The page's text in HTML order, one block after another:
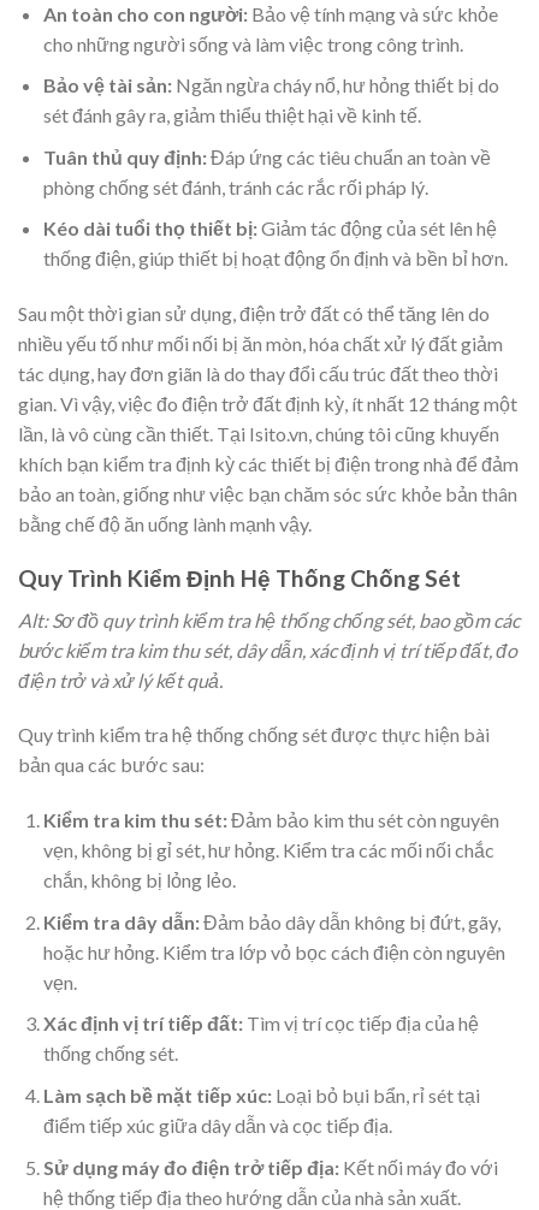
An toàn cho con người:Bảo vệ tính mạng và sức khỏe
cho những người sống và làm việc trong công trình.
Bảo vệ tài sản:Ngăn ngừa cháy nổ, hư hỏng thiết bị do
sét đánh gây ra, giảm thiểu thiệt hại về kinh tế.
Tuân thủ quy định:Đáp ứng các tiêu chuẩn an toàn về
phòng chống sét đánh, tránh các rắc rối pháp lý.
Kéo dài tuổi thọ thiết bị:Giảm tác động của sét lên hệ
thống điện, giúp thiết bị hoạt động ổn định và bền bỉ hơn.
Sau một thời gian sử dụng, điện trở đất có thể tăng lên do
nhiều yếu tố như mối nối bị ăn mòn, hóa chất xử lý đất giảm
tác dụng, hay đơn giãn là do thay đổi cấu trúc đất theo thời
gian. Vì vậy, việc đo điện trở đất định kỳ, ít nhất 12 tháng một
lần, là vô cùng cần thiết. Tại Isito.vn, chúng tôi cũng khuyến
khích bạn kiểm tra định kỳ các thiết bị điện trong nhà để đảm
bảo an toàn, giống như việc bạn chăm sóc sức khỏe bản thân
bằng chế độ ăn uống lành mạnh vậy.
Quy Trình Kiểm Định Hệ Thống Chống Sét
Alt: Sơ đồ quy trình kiểm tra hệ thống chống sét, bao gồm các
bước kiểm tra kim thu sét, dây dẫn, xác định vị trí tiếp đất, đo
điện trở và xử lý kết quả.
Quy trình kiểm tra hệ thống chống sét được thực hiện bài
bản qua các bước sau:
Kiểm tra kim thu sét:Đảm bảo kim thu sét còn nguyên
vẹn, không bị gỉ sét, hư hỏng. Kiểm tra các mối nối chắc
chắn, không bị lỏng lẻo.
Kiểm tra dây dẫn:Đảm bảo dây dẫn không bị đứt, gãy,
hoặc hư hỏng. Kiểm tra lớp vỏ bọc cách điện còn nguyên
vẹn.
Xác định vị trí tiếp đất:Tìm vị trí cọc tiếp địa của hệ
thống chống sét.
Làm sạch bề mặt tiếp xúc:Loại bỏ bụi bẩn, rỉ sét tại
điểm tiếp xúc giữa dây dẫn và cọc tiếp địa.
Sử dụng máy đo điện trở tiếp địa:Kết nối máy đo với
hệ thống tiếp địa theo hướng dẫn của nhà sản xuất.